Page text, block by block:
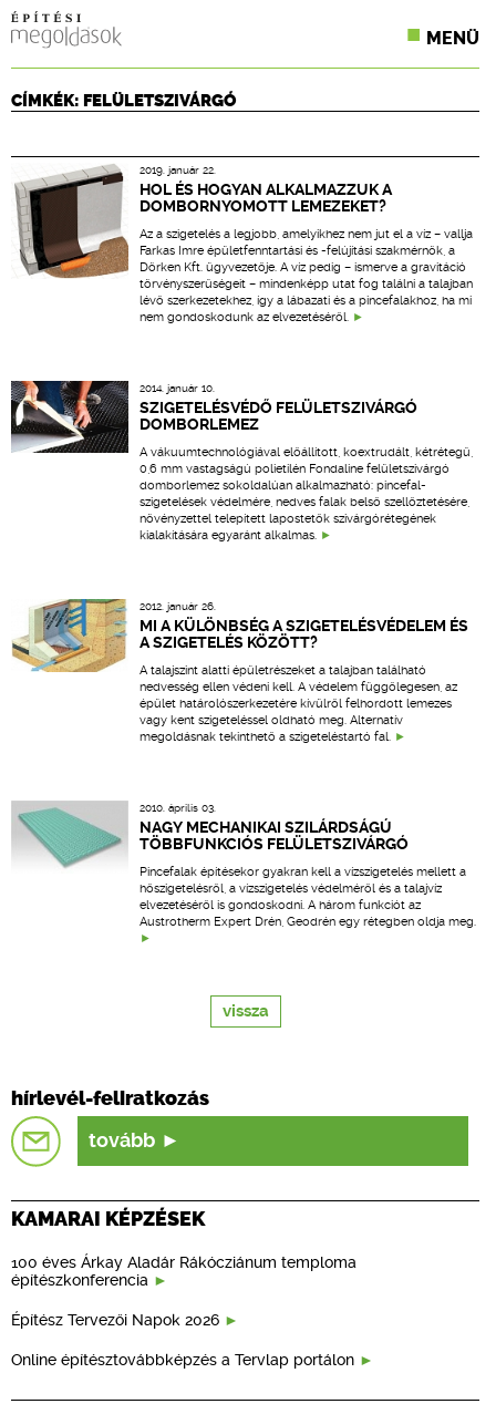
MENÜ
KONFERENCIÁK
CPR TERMÉKKIÍRÁS
ÉPÍTÉSI JOG
ONLINE KÉPZÉSEK
TERVEZÉSI SEGÉDLETEK
CÍMKÉK: FELÜLETSZIVÁRGÓ
2019. január 22.
HOL ÉS HOGYAN ALKALMAZZUK A
DOMBORNYOMOTT LEMEZEKET?
Az a szigetelés a legjobb, amelyikhez nem jut el a víz – vallja
Farkas Imre épületfenntartási és -felújítási szakmérnök, a
Dörken Kft. ügyvezetője. A víz pedig – ismerve a gravitáció
törvényszerűségeit – mindenképp utat fog találni a talajban
lévő szerkezetekhez, így a lábazati és a pincefalakhoz, ha mi
nem gondoskodunk az elvezetéséről.
2014. január 10.
SZIGETELÉSVÉDŐ FELÜLETSZIVÁRGÓ
DOMBORLEMEZ
A vákuumtechnológiával előállított, koextrudált, kétrétegű,
0,6 mm vastagságú polietilén Fondaline felületszivárgó
domborlemez sokoldalúan alkalmazható: pincefal-
szigetelések védelmére, nedves falak belső szellőztetésére,
növényzettel telepített lapostetők szivárgórétegének
kialakítására egyaránt alkalmas.
2012. január 26.
MI A KÜLÖNBSÉG A SZIGETELÉSVÉDELEM ÉS
A SZIGETELÉS KÖZÖTT?
A talajszint alatti épületrészeket a talajban található
nedvesség ellen védeni kell. A védelem függőlegesen, az
épület határolószerkezetére kívülről felhordott lemezes
vagy kent szigeteléssel oldható meg. Alternatív
megoldásnak tekinthető a szigeteléstartó fal.
2010. április 03.
NAGY MECHANIKAI SZILÁRDSÁGÚ
TÖBBFUNKCIÓS FELÜLETSZIVÁRGÓ
Pincefalak építésekor gyakran kell a vízszigetelés mellett a
hőszigetelésről, a vízszigetelés védelméről és a talajvíz
elvezetéséről is gondoskodni. A három funkciót az
Austrotherm Expert Drén, Geodrén egy rétegben oldja meg.
vissza
hírlevél-feliratkozás
tovább
KAMARAI KÉPZÉSEK
100 éves Árkay Aladár Rákócziánum temploma
építészkonferencia
Építész Tervezői Napok 2026
Online építésztovábbképzés a Tervlap portálon